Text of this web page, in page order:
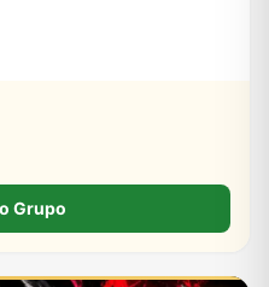
Política Profissões
Grupo